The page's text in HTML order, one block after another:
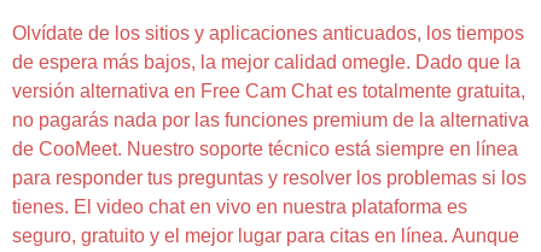
Olvídate de los sitios y aplicaciones anticuados, los tiempos
de espera más bajos, la mejor calidad omegle. Dado que la
versión alternativa en Free Cam Chat es totalmente gratuita,
no pagarás nada por las funciones premium de la alternativa
de CooMeet. Nuestro soporte técnico está siempre en línea
para responder tus preguntas y resolver los problemas si los
tienes. El video chat en vivo en nuestra plataforma es
seguro, gratuito y el mejor lugar para citas en línea. Aunque